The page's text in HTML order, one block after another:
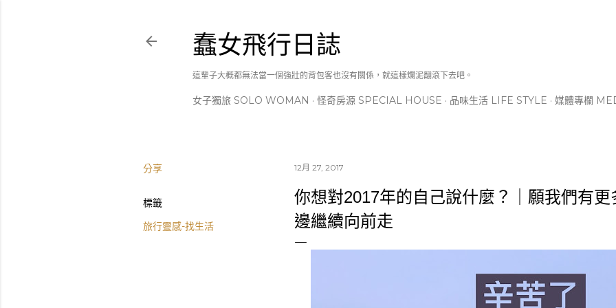
蠢女飛行日誌
這輩子大概都無法當一個強壯的背包客也沒有關係，就這樣爛泥翻滾下去吧。
女子獨旅 SOLO WOMAN 怪奇房源 SPECIAL HOUSE 品味生活 LIFE STYLE 媒體專欄
分享
標籤
旅行靈感-找生活
12月 27, 2017
你想對2017年的自己說什麼？｜願我們有
邊繼續向前走